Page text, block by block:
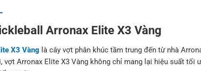
Arronax Elite X3 Vàng
X3 Vàng là cây vợt phân khúc tầm trung đến từ nhà
vợt Arronax Elite X3 Vàng không chỉ mang lại hiệu suất tối